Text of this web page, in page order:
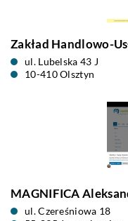
Zakład Handlowo-
ul. Lubelska 43 J
10-410 Olsztyn
MAGNIFICA
ul. Czereśniowa 18